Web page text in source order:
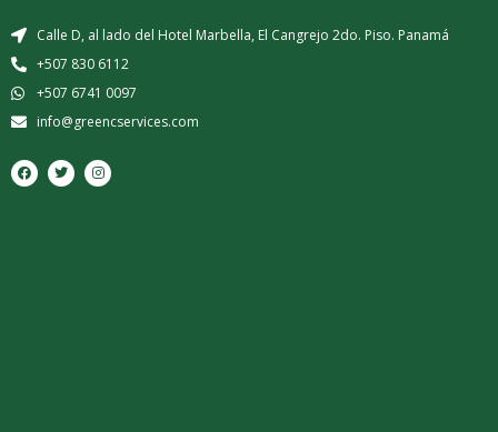
Calle D, al lado del Hotel Marbella, El Cangrejo 2do. Piso. Panamá
+507 830 6112
+507 6741 0097
info@greencservices.com
F
a
c
T
w
i
I
n
s